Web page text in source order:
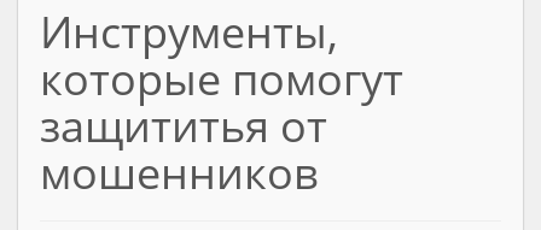
Инструменты,
которые помогут
защититья от
мошенников